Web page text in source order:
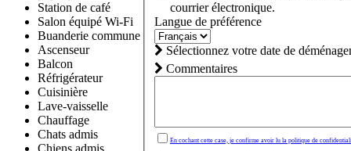
Station de café
Salon équipé Wi-Fi
Buanderie commune
Ascenseur
Balcon
Réfrigérateur
Cuisinière
Lave-vaisselle
Chauffage
Chats admis
courrier électronique.
Langue de préférence
Sélectionnez votre date de
Commentaires
En cochant cette case, je confirme avoir lu la politique de